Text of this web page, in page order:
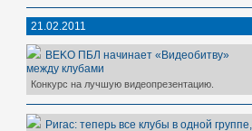
21.02.2011
BEKO ПБЛ начинает «Видеобитву»
между клубами
Конкурс на лучшую видеопрезентацию.
Ригас: теперь все клубы в одной группе,